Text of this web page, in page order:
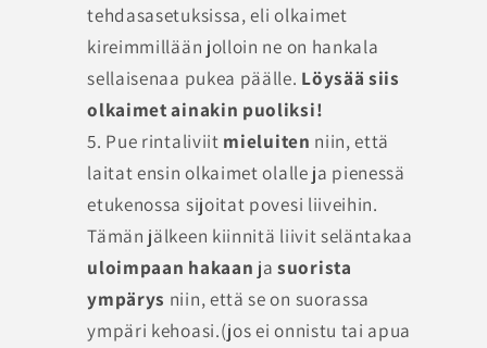
tehdasasetuksissa, eli olkaimet
kireimmillään jolloin ne on hankala
sellaisenaa pukea päälle. Löysää siis
olkaimet ainakin puoliksi!
Pue rintaliviit mieluiten niin, että
laitat ensin olkaimet olalle ja pienessä
etukenossa sijoitat povesi liiveihin.
Tämän jälkeen kiinnitä liivit seläntakaa
uloimpaan hakaan jasuorista
ympärys niin, että se on suorassa
ympäri kehoasi.(jos ei onnistu tai apua